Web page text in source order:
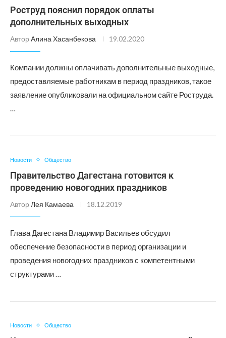
Роструд пояснил порядок оплаты
дополнительных выходных
Автор Алина Хасанбекова 19.02.2020
Компании должны оплачивать дополнительные выходные,
предоставляемые работникам в период праздников, такое
заявление опубликовали на официальном сайте Роструда.
…
Новости Общество
Правительство Дагестана готовится к
проведению новогодних праздников
Автор Лея Камаева 18.12.2019
Глава Дагестана Владимир Васильев обсудил
обеспечение безопасности в период организации и
проведения новогодних праздников с компетентными
структурами …
Новости Общество